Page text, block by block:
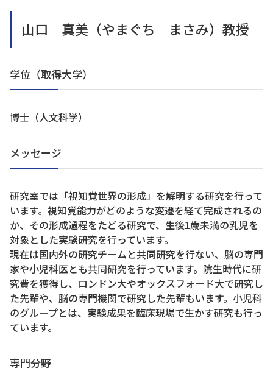
山口 真美（やまぐち まさみ）教授
学位（取得大学）
博士（人文科学）
メッセージ
研究室では「視知覚世界の形成」を解明する研究を行って
います。視知覚能力がどのような変遷を経て完成されるの
か、その形成過程をたどる研究で、生後1歳未満の乳児を
対象とした実験研究を行っています。
現在は国内外の研究チームと共同研究を行ない、脳の専門
家や小児科医とも共同研究を行っています。院生時代に研
究費を獲得し、ロンドン大やオックスフォード大で研究し
た先輩や、脳の専門機関で研究した先輩もいます。小児科
のグループとは、実験成果を臨床現場で生かす研究も行っ
ています。
専門分野